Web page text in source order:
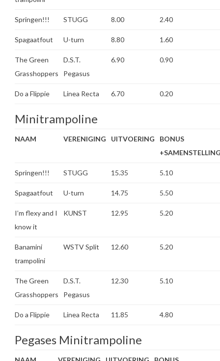
Springen!!! STUGG 8.00 2.40
Spagaatfout U-turn 8.80 1.60
The Green
Grasshoppers
D.S.T.
Pegasus
6.90 0.90
Do a Flippie Linea Recta 6.70 0.20
Minitrampoline
NAAM VERENIGING UITVOERING
BONUS
Springen!!! STUGG 15.35 5.10
Spagaatfout U-turn 14.75 5.50
I’m flexy and I
know it
KUNST 12.95 5.20
Banamini
trampolini
WSTV Split 12.60 5.20
The Green
Grasshoppers
D.S.T.
Pegasus
12.30 5.10
Do a Flippie Linea Recta 11.85 4.80
Pegases Minitrampoline